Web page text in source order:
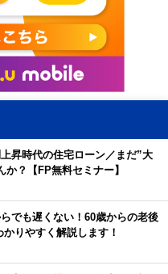
昇時代の住宅ローン／まだ”大
か？【FP無料セミナー】
でも遅くない！60歳からの老後
りやすく解説します！